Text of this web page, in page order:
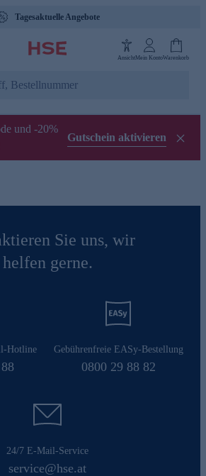
Tagesaktuelle Angebote
AnsichtMein KontoWarenkorb
und -20%
Gutschein aktivieren
Sie uns, wir
helfen gerne.
Hotline Gebührenfreie EASy-Bestellung
0800 29 88 82
24/7 E-Mail-Service
service@hse.at